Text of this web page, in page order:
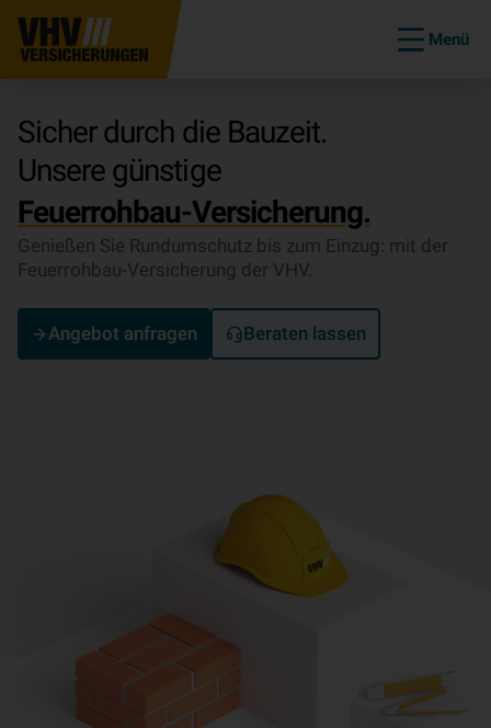
Menü
Sicher durch die Bauzeit.
Unsere günstige
Feuerrohbau-Versicherung.
Genießen Sie Rundumschutz bis zum Einzug: mit der
Feuerrohbau-Versicherung der VHV.
Angebot anfragen Beraten lassen